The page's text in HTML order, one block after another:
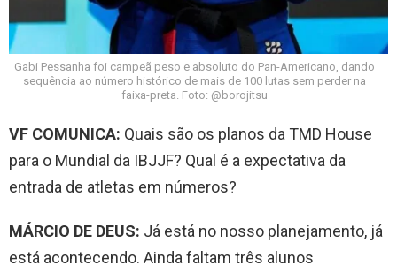
Gabi Pessanha foi campeã peso e absoluto do Pan-Americano, dando
sequência ao número histórico de mais de 100 lutas sem perder na
faixa-preta. Foto: @borojitsu
VF COMUNICA: Quais são os planos da TMD House
para o Mundial da IBJJF? Qual é a expectativa da
entrada de atletas em números?
MÁRCIO DE DEUS: Já está no nosso planejamento, já
está acontecendo. Ainda faltam três alunos